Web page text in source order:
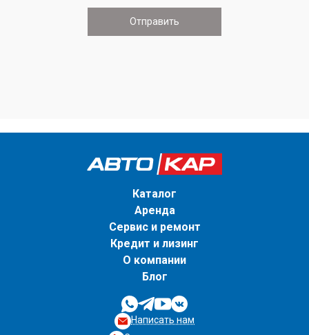
Каталог
Аренда
Сервис и ремонт
Кредит и лизинг
О компании
Блог
Написать нам